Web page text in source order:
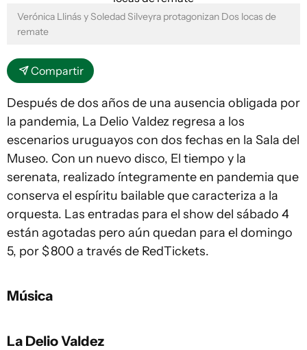
Verónica Llinás y Soledad Silveyra protagonizan Dos locas de
remate
Compartir
Después de dos años de una ausencia obligada por
la pandemia, La Delio Valdez regresa a los
escenarios uruguayos con dos fechas en la Sala del
Museo. Con un nuevo disco, El tiempo y la
serenata, realizado íntegramente en pandemia que
conserva el espíritu bailable que caracteriza a la
orquesta. Las entradas para el show del sábado 4
están agotadas pero aún quedan para el domingo
5, por $ 800 a través de RedTickets.
Música
La Delio Valdez